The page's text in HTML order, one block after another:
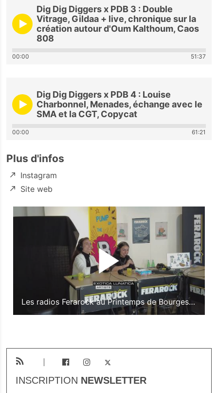
Dig Dig Diggers x PDB 3 : Double
Vitrage, Gildaa + live, chronique sur la
création autour d'Oum Kalthoum, Caos
808
00:00 51:37
Dig Dig Diggers x PDB 4 : Louise
Charbonnel, Menades, échange avec le
SMA et la CGT, Copycat
00:00 61:21
Plus d'infos
Instagram
Site web
Les radios Ferarock au Printemps de Bourges 2025
INSCRIPTION NEWSLETTER